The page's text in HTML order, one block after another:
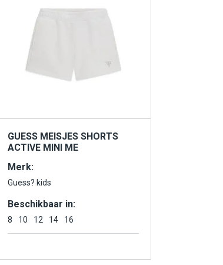
GUESS MEISJES SHORTS
ACTIVE MINI ME
Merk:
Guess? kids
Beschikbaar in:
8 10 12 14 16